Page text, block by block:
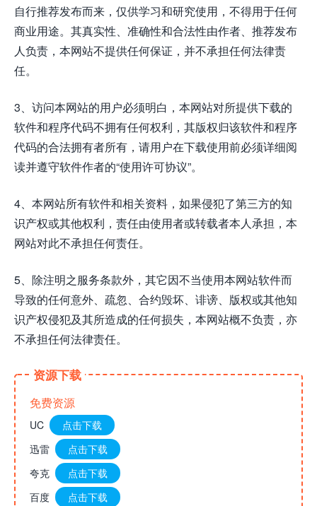
自行推荐发布而来，仅供学习和研究使用，不得用于任何
商业用途。其真实性、准确性和合法性由作者、推荐发布
人负责，本网站不提供任何保证，并不承担任何法律责
任。
3、访问本网站的用户必须明白，本网站对所提供下载的
软件和程序代码不拥有任何权利，其版权归该软件和程序
代码的合法拥有者所有，请用户在下载使用前必须详细阅
读并遵守软件作者的“使用许可协议”。
4、本网站所有软件和相关资料，如果侵犯了第三方的知
识产权或其他权利，责任由使用者或转载者本人承担，本
网站对此不承担任何责任。
5、除注明之服务条款外，其它因不当使用本网站软件而
导致的任何意外、疏忽、合约毁坏、诽谤、版权或其他知
识产权侵犯及其所造成的任何损失，本网站概不负责，亦
不承担任何法律责任。
资源下载
免费资源
UC
点击下载
迅雷
点击下载
夸克
点击下载
百度
点击下载